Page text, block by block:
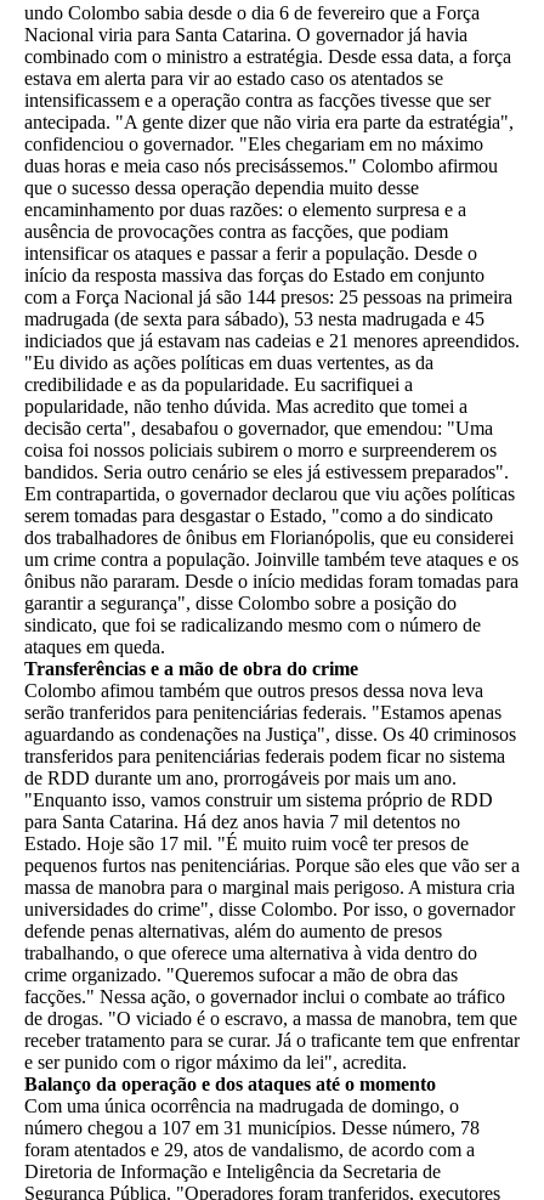
undo Colombo sabia desde o dia 6 de fevereiro que a Força
Nacional viria para Santa Catarina. O governador já havia
combinado com o ministro a estratégia. Desde essa data, a força
estava em alerta para vir ao estado caso os atentados se
intensificassem e a operação contra as facções tivesse que ser
antecipada. "A gente dizer que não viria era parte da estratégia",
confidenciou o governador. "Eles chegariam em no máximo
duas horas e meia caso nós precisássemos." Colombo afirmou
que o sucesso dessa operação dependia muito desse
encaminhamento por duas razões: o elemento surpresa e a
ausência de provocações contra as facções, que podiam
intensificar os ataques e passar a ferir a população. Desde o
início da resposta massiva das forças do Estado em conjunto
com a Força Nacional já são 144 presos: 25 pessoas na primeira
madrugada (de sexta para sábado), 53 nesta madrugada e 45
indiciados que já estavam nas cadeias e 21 menores apreendidos.
"Eu divido as ações políticas em duas vertentes, as da
credibilidade e as da popularidade. Eu sacrifiquei a
popularidade, não tenho dúvida. Mas acredito que tomei a
decisão certa", desabafou o governador, que emendou: "Uma
coisa foi nossos policiais subirem o morro e surpreenderem os
bandidos. Seria outro cenário se eles já estivessem preparados".
Em contrapartida, o governador declarou que viu ações políticas
serem tomadas para desgastar o Estado, "como a do sindicato
dos trabalhadores de ônibus em Florianópolis, que eu considerei
um crime contra a população. Joinville também teve ataques e os
ônibus não pararam. Desde o início medidas foram tomadas para
garantir a segurança", disse Colombo sobre a posição do
sindicato, que foi se radicalizando mesmo com o número de
ataques em queda.
Transferências e a mão de obra do crime
Colombo afimou também que outros presos dessa nova leva
serão tranferidos para penitenciárias federais. "Estamos apenas
aguardando as condenações na Justiça", disse. Os 40 criminosos
transferidos para penitenciárias federais podem ficar no sistema
de RDD durante um ano, prorrogáveis por mais um ano.
"Enquanto isso, vamos construir um sistema próprio de RDD
para Santa Catarina. Há dez anos havia 7 mil detentos no
Estado. Hoje são 17 mil. "É muito ruim você ter presos de
pequenos furtos nas penitenciárias. Porque são eles que vão ser a
massa de manobra para o marginal mais perigoso. A mistura cria
universidades do crime", disse Colombo. Por isso, o governador
defende penas alternativas, além do aumento de presos
trabalhando, o que oferece uma alternativa à vida dentro do
crime organizado. "Queremos sufocar a mão de obra das
facções." Nessa ação, o governador inclui o combate ao tráfico
de drogas. "O viciado é o escravo, a massa de manobra, tem que
receber tratamento para se curar. Já o traficante tem que enfrentar
e ser punido com o rigor máximo da lei", acredita.
Balanço da operação e dos ataques até o momento
Com uma única ocorrência na madrugada de domingo, o
número chegou a 107 em 31 municípios. Desse número, 78
foram atentados e 29, atos de vandalismo, de acordo com a
Diretoria de Informação e Inteligência da Secretaria de
Segurança Pública. "Operadores foram tranferidos, executores